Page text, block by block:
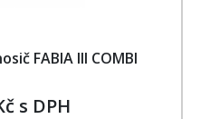
FABIA III COMBI
s DPH